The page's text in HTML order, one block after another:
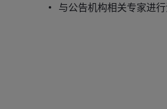
与公告机构相关专家进